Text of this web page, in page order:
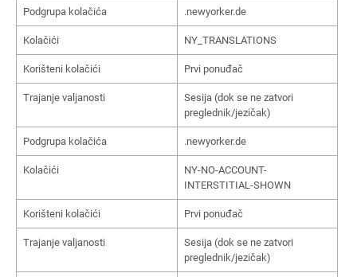
Podgrupa kolačića .newyorker.de
Kolačići NY_TRANSLATIONS
Korišteni kolačići Prvi ponuđač
Trajanje valjanosti
Sesija (dok se ne zatvori
preglednik/jezičak)
Podgrupa kolačića .newyorker.de
Kolačići
NY-NO-ACCOUNT-
INTERSTITIAL-SHOWN
Korišteni kolačići Prvi ponuđač
Trajanje valjanosti
Sesija (dok se ne zatvori
preglednik/jezičak)